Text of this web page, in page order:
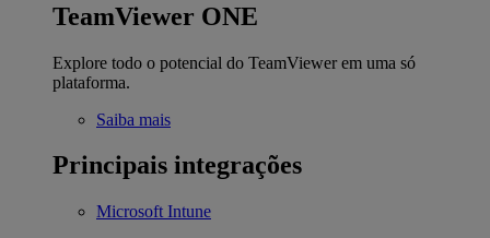
TeamViewer ONE
Explore todo o potencial do TeamViewer em uma só
plataforma.
Saiba mais
Principais integrações
Microsoft Intune